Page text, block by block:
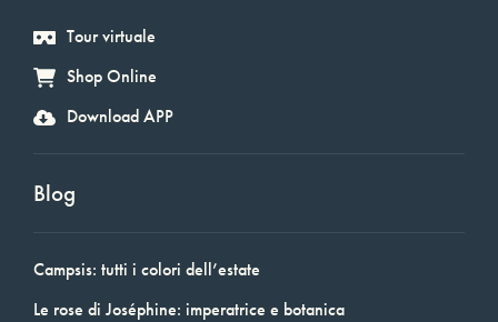
Tour virtuale
Shop Online
Download APP
Blog
Campsis: tutti i colori dell’estate
Le rose di Joséphine: imperatrice e botanica